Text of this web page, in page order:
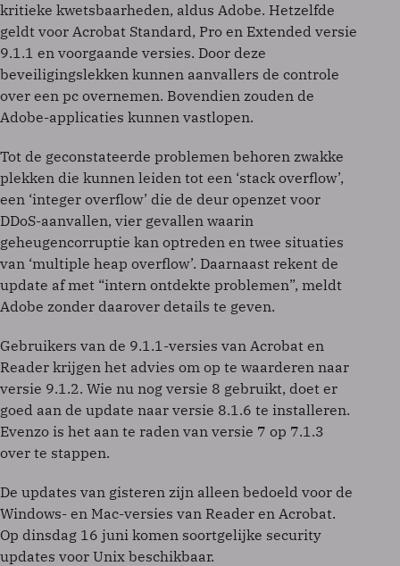
kritieke kwetsbaarheden, aldus Adobe. Hetzelfde
geldt voor Acrobat Standard, Pro en Extended versie
9.1.1 en voorgaande versies. Door deze
beveiligingslekken kunnen aanvallers de controle
over een pc overnemen. Bovendien zouden de
Adobe-applicaties kunnen vastlopen.
Tot de geconstateerde problemen behoren zwakke
plekken die kunnen leiden tot een ‘stack overflow’,
een ‘integer overflow’ die de deur openzet voor
DDoS-aanvallen, vier gevallen waarin
geheugencorruptie kan optreden en twee situaties
van ‘multiple heap overflow’. Daarnaast rekent de
update af met “intern ontdekte problemen”, meldt
Adobe zonder daarover details te geven.
Gebruikers van de 9.1.1-versies van Acrobat en
Reader krijgen het advies om op te waarderen naar
versie 9.1.2. Wie nu nog versie 8 gebruikt, doet er
goed aan de update naar versie 8.1.6 te installeren.
Evenzo is het aan te raden van versie 7 op 7.1.3
over te stappen.
De updates van gisteren zijn alleen bedoeld voor de
Windows- en Mac-versies van Reader en Acrobat.
Op dinsdag 16 juni komen soortgelijke security
updates voor Unix beschikbaar.